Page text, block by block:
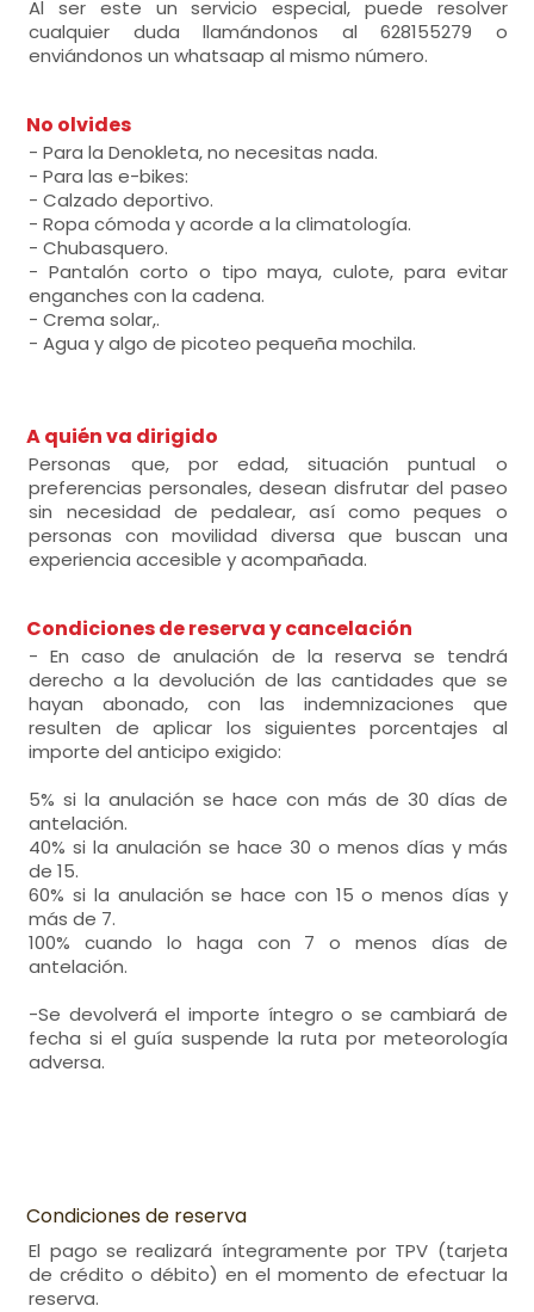
Al ser este un servicio especial, puede resolver
cualquier duda llamándonos al 628155279 o
enviándonos un whatsaap al mismo número.
No olvides
- Para la Denokleta, no necesitas nada.
- Para las e-bikes:
- Calzado deportivo.
- Ropa cómoda y acorde a la climatología.
- Chubasquero.
- Pantalón corto o tipo maya, culote, para evitar
enganches con la cadena.
- Crema solar,.
- Agua y algo de picoteo pequeña mochila.
A quién va dirigido
Personas que, por edad, situación puntual o
preferencias personales, desean disfrutar del paseo
sin necesidad de pedalear, así como peques o
personas con movilidad diversa que buscan una
experiencia accesible y acompañada.
Condiciones de reserva y cancelación
- En caso de anulación de la reserva se tendrá
derecho a la devolución de las cantidades que se
hayan abonado, con las indemnizaciones que
resulten de aplicar los siguientes porcentajes al
importe del anticipo exigido:
5% si la anulación se hace con más de 30 días de
antelación.
40% si la anulación se hace 30 o menos días y más
de 15.
60% si la anulación se hace con 15 o menos días y
más de 7.
100% cuando lo haga con 7 o menos días de
antelación.
-Se devolverá el importe íntegro o se cambiará de
fecha si el guía suspende la ruta por meteorología
adversa.
Condiciones de reserva
El pago se realizará íntegramente por TPV (tarjeta
de crédito o débito) en el momento de efectuar la
reserva.